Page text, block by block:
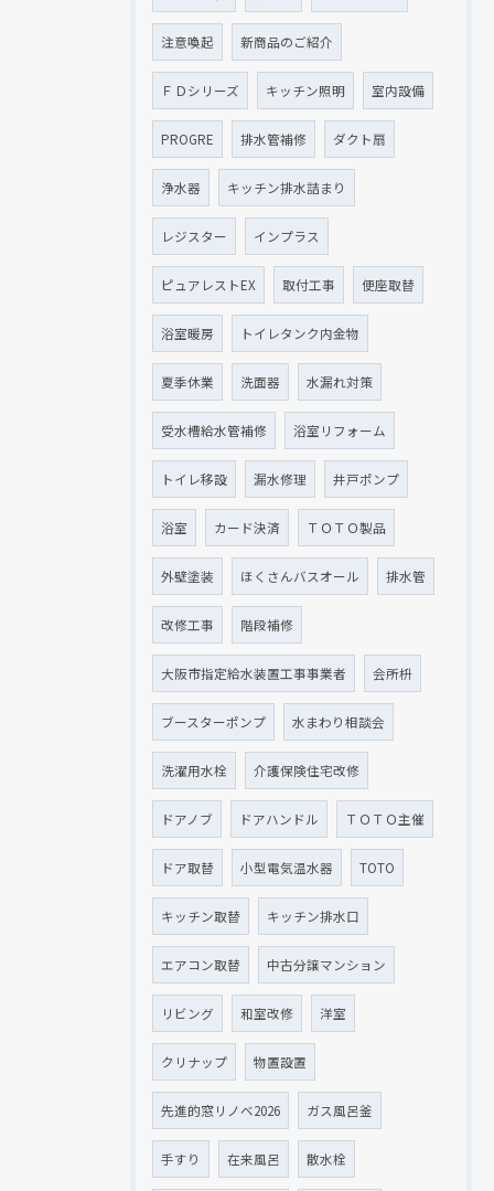
注意喚起 新商品のご紹介
ＦＤシリーズ キッチン照明 室内設備
PROGRE 排水管補修 ダクト扇
浄水器 キッチン排水詰まり
レジスター インプラス
ピュアレストEX 取付工事 便座取替
浴室暖房 トイレタンク内金物
夏季休業 洗面器 水漏れ対策
受水槽給水管補修 浴室リフォーム
トイレ移設 漏水修理 井戸ポンプ
浴室 カード決済 ＴＯＴＯ製品
外壁塗装 ほくさんバスオール 排水管
改修工事 階段補修
大阪市指定給水装置工事事業者 会所枡
ブースターポンプ 水まわり相談会
洗濯用水栓 介護保険住宅改修
ドアノブ ドアハンドル ＴＯＴＯ主催
ドア取替 小型電気温水器 TOTO
キッチン取替 キッチン排水口
エアコン取替 中古分譲マンション
リビング 和室改修 洋室
クリナップ 物置設置
先進的窓リノベ2026 ガス風呂釜
手すり 在来風呂 散水栓